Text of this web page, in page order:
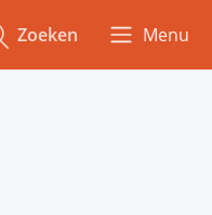
Zoeken Menu